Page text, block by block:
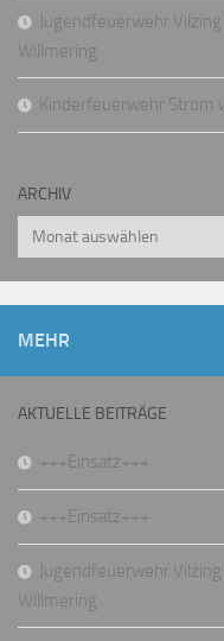
Jugendfeuerwehr
Willmering
Kinderfeuerwehr Strom
ARCHIV
Archiv
MEHR
AKTUELLE BEITRÄGE
+++Einsatz+++
+++Einsatz+++
Jugendfeuerwehr
Willmering